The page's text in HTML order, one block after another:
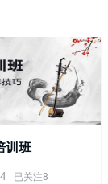
训班
已关注8